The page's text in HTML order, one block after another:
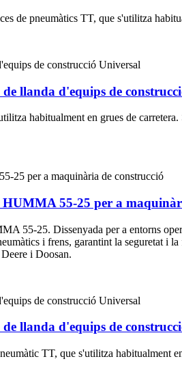
de pneumàtics TT, que s'utilitza
llanda d'equips de
habitualment en grues de
55-25 per a
55-25. Dissenyada per a entorns
i frens, garantint la seguretat i
i Doosan.
llanda d'equips de
TT, que s'utilitza